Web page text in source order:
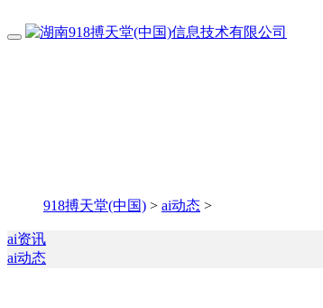
918搏天堂(中国) > ai动态 >
ai资讯
ai动态